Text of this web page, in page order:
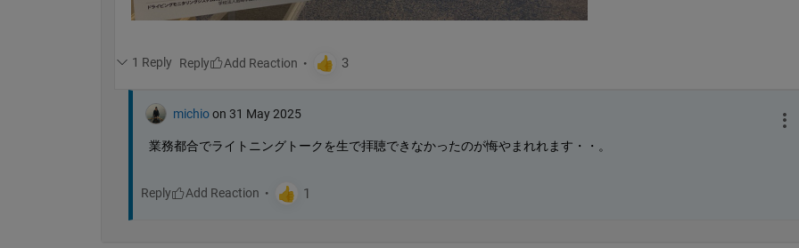
1 Reply Reply
michio on 31 May 2025
業務都合でライトニングトークを生で拝聴できなかったのが悔やまれれます・・。
Reply